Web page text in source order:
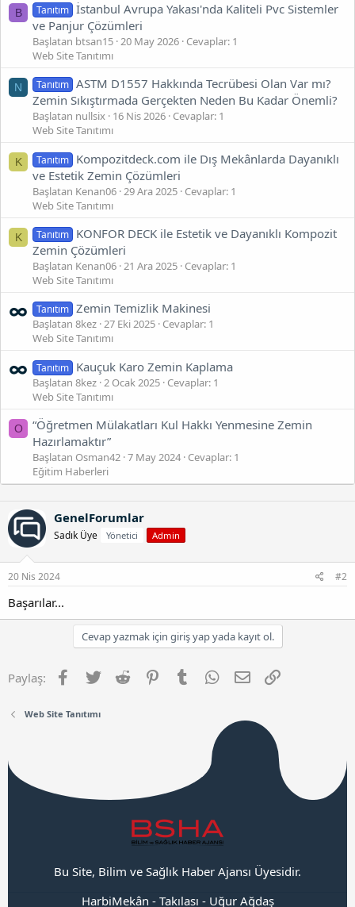
B Tanıtım İstanbul Avrupa Yakası'nda Kaliteli Pvc Sistemler
ve Panjur Çözümleri
Başlatan btsan15 20 May 2026 Cevaplar: 1
Web Site Tanıtımı
N Tanıtım ASTM D1557 Hakkında Tecrübesi Olan Var mı?
Zemin Sıkıştırmada Gerçekten Neden Bu Kadar Önemli?
Başlatan nullsix 16 Nis 2026 Cevaplar: 1
Web Site Tanıtımı
K Tanıtım Kompozitdeck.com ile Dış Mekânlarda Dayanıklı
ve Estetik Zemin Çözümleri
Başlatan Kenan06 29 Ara 2025 Cevaplar: 1
Web Site Tanıtımı
K Tanıtım KONFOR DECK ile Estetik ve Dayanıklı Kompozit
Zemin Çözümleri
Başlatan Kenan06 21 Ara 2025 Cevaplar: 1
Web Site Tanıtımı
Tanıtım Zemin Temizlik Makinesi
Başlatan 8kez 27 Eki 2025 Cevaplar: 1
Web Site Tanıtımı
Tanıtım Kauçuk Karo Zemin Kaplama
Başlatan 8kez 2 Ocak 2025 Cevaplar: 1
Web Site Tanıtımı
O
“Öğretmen Mülakatları Kul Hakkı Yenmesine Zemin
Hazırlamaktır”
Başlatan Osman42 7 May 2024 Cevaplar: 1
Eğitim Haberleri
GenelForumlar
Sadık Üye Yönetici Admin
20 Nis 2024 #2
Başarılar...
Cevap yazmak için giriş yap yada kayıt ol.
Paylaş: Facebook
Twitter Reddit PinterestTumblr WhatsApp
E-posta
Web Site Tanıtımı
Bu Site, Bilim ve Sağlık Haber Ajansı Üyesidir.
HarbiMekân - Takılası - Uğur Ağdaş